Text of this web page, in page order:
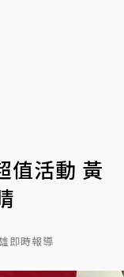
值活動 黃
即時報導